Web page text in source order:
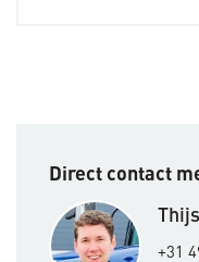
Direct contact
+31